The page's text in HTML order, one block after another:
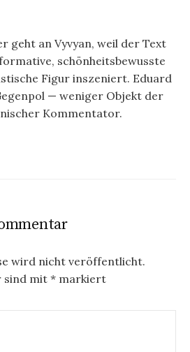
geht an Vyvyan, weil der Text
schönheitsbewusste
Figur inszeniert. Eduard
— weniger Objekt der
Kommentator.
wird nicht veröffentlicht.
sind mit * markiert